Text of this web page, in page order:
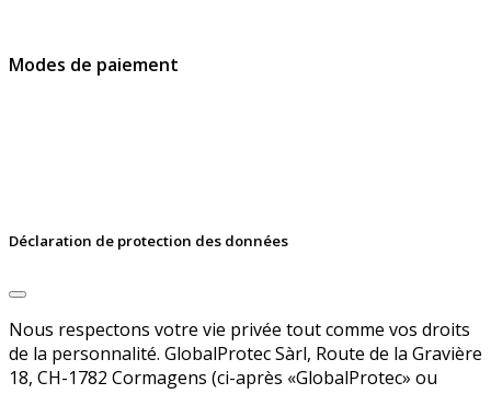
Modes de paiement
Déclaration de protection des données
Nous respectons votre vie privée tout comme vos droits
de la personnalité. GlobalProtec Sàrl, Route de la Gravière
18, CH-1782 Cormagens (ci-après «GlobalProtec» ou